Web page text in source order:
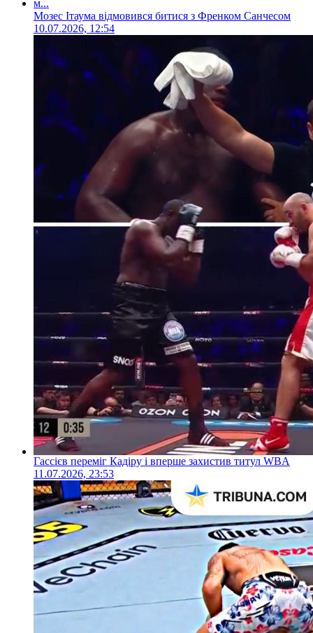
Мозес Ітаума відмовився битися з Френком Санчесом
10.07.2026, 12:54
Гассієв переміг Кадіру і вперше захистив титул WBA
11.07.2026, 23:53